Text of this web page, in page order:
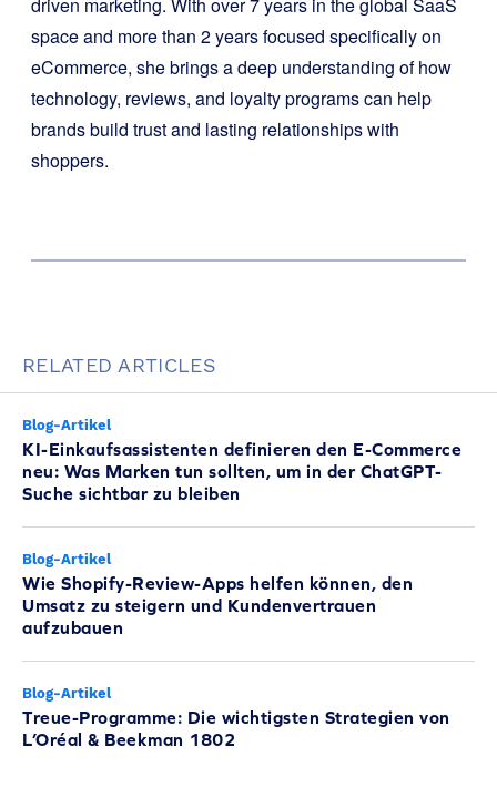
space and more than 2 years focused specifically on
eCommerce, she brings a deep understanding of how
technology, reviews, and loyalty programs can help
brands build trust and lasting relationships with
shoppers.
RELATED ARTICLES
Blog-Artikel
KI-Einkaufsassistenten definieren den E-Commerce
neu: Was Marken tun sollten, um in der ChatGPT-
Suche sichtbar zu bleiben
Blog-Artikel
Wie Shopify-Review-Apps helfen können, den
Umsatz zu steigern und Kundenvertrauen
aufzubauen
Blog-Artikel
Treue-Programme: Die wichtigsten Strategien von
L’Oréal & Beekman 1802